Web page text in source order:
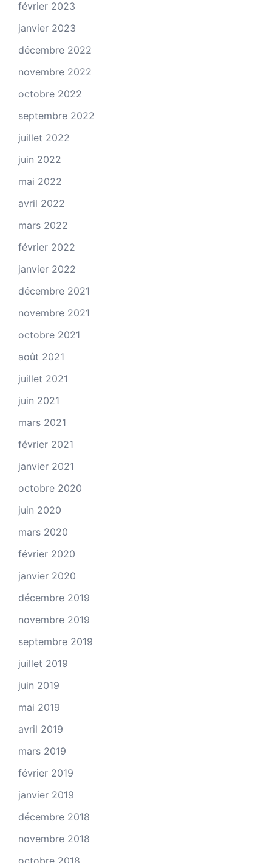
février 2023
janvier 2023
décembre 2022
novembre 2022
octobre 2022
septembre 2022
juillet 2022
juin 2022
mai 2022
avril 2022
mars 2022
février 2022
janvier 2022
décembre 2021
novembre 2021
octobre 2021
août 2021
juillet 2021
juin 2021
mars 2021
février 2021
janvier 2021
octobre 2020
juin 2020
mars 2020
février 2020
janvier 2020
décembre 2019
novembre 2019
septembre 2019
juillet 2019
juin 2019
mai 2019
avril 2019
mars 2019
février 2019
janvier 2019
décembre 2018
novembre 2018
octobre 2018